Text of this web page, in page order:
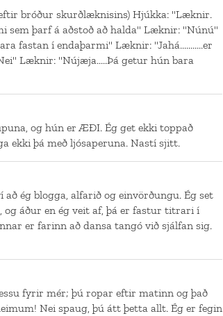
eftir bróður skurðlæknisins) Hjúkka: "Læknir.
sem þarf á aðstoð að halda" Læknir: "Núnú"
fastan í endaþarmi" Læknir: "Jahá...........er
Læknir: "Nújæja.....Þá getur hún bara
og hún er ÆÐI. Ég get ekki toppað
ekki þá með ljósaperuna. Nastí sjitt.
ég blogga, alfarið og einvörðungu. Ég set
áður en ég veit af, þá er fastur titrari í
er farinn að dansa tangó við sjálfan sig.
fyrir mér; þú ropar eftir matinn og það
Nei spaug, þú átt þetta allt. Ég er fegin